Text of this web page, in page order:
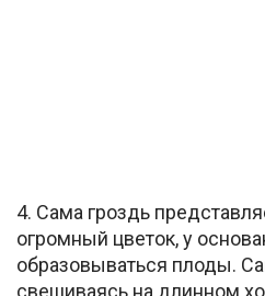
4. Сама гроздь
огромный цветок, у
образовываться плоды.
свешиваясь на длинном